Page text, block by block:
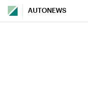
AUTONEWS